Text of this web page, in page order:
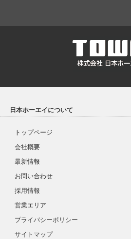
日本ホーエイについて
トップページ
会社概要
最新情報
お問い合わせ
採用情報
営業エリア
プライバシーポリシー
サイトマップ